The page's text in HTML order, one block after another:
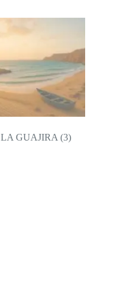
LA GUAJIRA(3)